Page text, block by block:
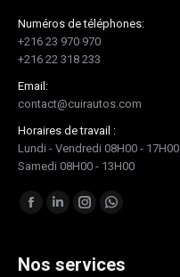
Numéros de téléphones:
+216 23 970 970
+216 22 318 233
Email:
contact@cuirautos.com
Horaires de travail :
Lundi - Vendredi 08H00 - 17H00
Samedi 08H00 - 13H00
Trouvez nous sur :
Facebook
opens
LinkedIn
opens
Instagram
opens
Whatsapp
opens
Nos services